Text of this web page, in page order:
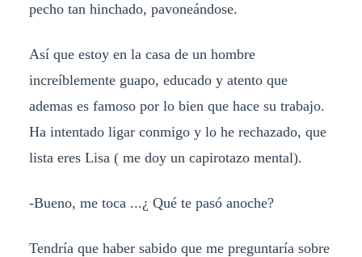
pecho tan hinchado, pavoneándose.
Así que estoy en la casa de un hombre
increíblemente guapo, educado y atento que
ademas es famoso por lo bien que hace su trabajo.
Ha intentado ligar conmigo y lo he rechazado, que
lista eres Lisa ( me doy un capirotazo mental).
-Bueno, me toca ...¿ Qué te pasó anoche?
Tendría que haber sabido que me preguntaría sobre